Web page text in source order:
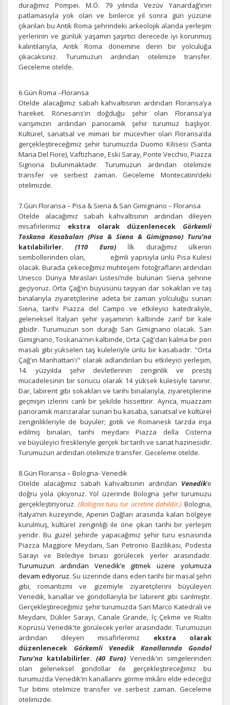
ÇEREZ KULLANIM AYARLARINIZ
Çerez tercihlerinizibelirleyin.
Daha fazla bilgi içinKVKK bilgilendirmemizi ,çerez kullanımve
gizlilik koşullarını
Zorunlu Çerezler HER ZAMAN AKTIF
Oturum yönetimi, güvenlik ve temel site işlevleri için
gereklidir. Bu çerezler olmadan site düzgün çalışmaz ve
devre dışı bırakılamaz.
Ziyaretçilerin siteyi nasıl kullandığını anonim olarak
ölçeriz. Hangi sayfaların popüler olduğunu ve
kullanıcıların nerede zorluk yaşadığını anlamamıza
yardımcı olur.
Pazarlama Çerezleri
Size ve ilgi alanlarınıza uygun reklamlar göstermek için
kullanılır. Kapatırsanız reklamları görmeye devam
edersiniz, ancak daha az alakalı olabilirler.
Tercihleri Kaydet
durağımız Pompei. M.Ö. 79 yılında Vezüv Yanardağ’ının
patlamasıyla yok olan ve binlerce yıl sonra gün yüzüne
çıkarılan bu Antik Roma şehrindeki arkeolojik alanda yerleşim
yerlerinin ve günlük yaşamın şaşırtıcı derecede iyi korunmuş
kalıntılarıyla, Antik Roma dönemine derin bir yolculuğa
çıkacaksınız. Turumuzun ardından otelimize transfer.
Geceleme otelde.
6.Gün Roma –Floransa
Otelde alacağımız sabah kahvaltısının ardından Floransa’ya
hareket. Rönesans’ın doğduğu şehir olan Floransa'ya
varışımızın ardından panoramik şehir turumuz başlıyor.
Kültürel, sanatsal ve mimari bir mücevher olan Floransa’da
gerçekleştireceğimiz şehir turumuzda Duomo Kilisesi (Santa
Maria Del Fiore), Vaftizhane, Eski Saray, Ponte Vecchio, Piazza
Signoria bulunmaktadır. Turumuzun ardından otelimize
transfer ve serbest zaman. Geceleme Montecatini’deki
otelimizde.
7.Gün Floransa – Pisa & Siena & San Gimignano – Floransa
Otelde alacağımız sabah kahvaltısının ardından dileyen
misafirlerimiz ekstra olarak düzenlenecek Görkemli
Toskana Kasabaları (Pisa & Siena & Gimignano) Turu’na
katılabilirler.(110 Euro) İlk durağımız ülkenin
sembollerinden olan, eğimli yapısıyla ünlü Pisa Kulesi
olacak. Burada çekeceğimiz muhteşem fotoğrafların ardından
Unesco Dünya Mirasları Listesi’nde bulunan Siena şehrine
geçiyoruz. Orta Çağ'ın büyüsünü taşıyan dar sokakları ve taş
binalarıyla ziyaretçilerine adeta bir zaman yolculuğu sunan
Siena, tarihi Piazza del Campo ve etkileyici katedraliyle,
geleneksel İtalyan şehir yaşamının kalbinde zarif bir kale
gibidir. Turumuzun son durağı San Gimignano olacak. San
Gimignano, Toskana'nın kalbinde, Orta Çağ'dan kalma bir peri
masalı gibi yükselen taş kuleleriyle ünlü bir kasabadır. "Orta
Çağ'ın Manhattan'ı" olarak adlandırılan bu etkileyici yerleşim,
14. yüzyılda şehir devletlerinin zenginlik ve prestij
mücadelesinin bir sonucu olarak 14 yüksek kulesiyle tanınır.
Dar, labirent gibi sokakları ve tarihi binalarıyla, ziyaretçilerine
geçmişin izlerini canlı bir şekilde hissettirir. Ayrıca, muazzam
panoramik manzaralar sunan bu kasaba, sanatsal ve kültürel
zenginlikleriyle de büyüler; gotik ve Romanesk tarzda inşa
edilmiş binaları, tarihi meydanı Piazza della Cisterna
vebüyüleyici freskleriyle gerçek bir tarih ve sanat hazinesidir.
Turumuzun ardından otelimize transfer. Geceleme otelde.
8.Gün Floransa – Bologna- Venedik
Otelde alacağımız sabah kahvaltısının ardından Venedik’e
doğru yola çıkıyoruz. Yol üzerinde Bologna şehir turumuzu
gerçekleştiriyoruz. (Bologna turu tur ücretine dahildir.) Bologna,
İtalya’nın kuzeyinde, Apenin Dağları arasında kalan bölgeye
kurulmuş, kültürel zenginliği ile öne çıkan tarihi bir yerleşim
yeridir. Bu güzel şehirde yapacağımız şehir turu esnasında
Piazza Maggiore Meydanı, San Petronio Bazilikası, Podesta
Sarayı ve Belediye binası görülecek yerler arasındadır.
Turumuzun ardından Venedik’e gitmek üzere yolumuza
devam ediyoruz. Su üzerinde dans eden tarihi bir masal şehri
gibi, romantizmi ve gizemiyle ziyaretçilerini büyüleyen
Venedik, kanallar ve gondollarıyla bir labirent gibi sarılmıştır.
Gerçekleştireceğimiz şehir turumuzda San Marco Katedrali ve
Meydanı, Dükler Sarayı, Canale Grande, İç Çekme ve Rialto
Köprüsü Venedik'te görülecek yerler arasındadır. Turumuzun
ardından dileyen misafirlerimiz ekstra olarak
düzenlenecek Görkemli Venedik Kanallarında Gondol
Turu’na katılabilirler. (40 Euro) Venedik'in simgelerinden
olan geleneksel gondollar ile gerçekleştireceğimiz bu
turumuzda Venedik’in kanallarını görme imkânı elde edeceğiz
Tur bitimi otelimize transfer ve serbest zaman. Geceleme
otelimizde.